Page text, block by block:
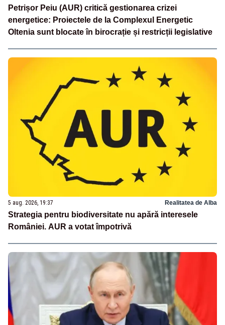
Petrișor Peiu (AUR) critică gestionarea crizei
energetice: Proiectele de la Complexul Energetic
Oltenia sunt blocate în birocrație și restricții legislative
5 aug. 2026, 19:37 Realitatea de Alba
Strategia pentru biodiversitate nu apără interesele
României. AUR a votat împotrivă